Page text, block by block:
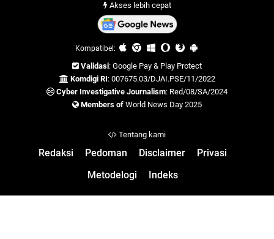
Akses lebih cepat
Kompatibel:
Validasi: Google Pay & Play Protect
Komdigi RI: 007675.03/DJAI.PSE/11/2022
Cyber Investigative Journalism: Red/08/SA/2024
Members of World News Day 2025
Tentang kami
Redaksi Pedoman Disclaimer
Privasi
Metodelogi
Indeks